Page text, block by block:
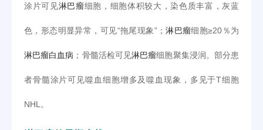
涂片可见淋巴瘤细胞，细胞体积较大，染色质丰富，灰蓝
色，形态明显异常，可见“拖尾现象”； 淋巴瘤细胞≥20％为
淋巴瘤白血病 ；骨髓活检可见淋巴瘤细胞聚集浸润。部分患
者骨髓涂片可见噬血细胞增多及噬血现象，多见于T细胞
NHL。